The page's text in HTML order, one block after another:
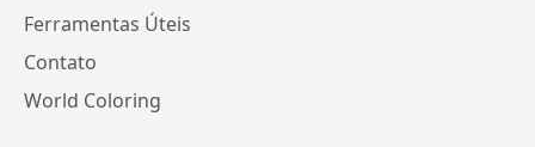
Ferramentas Úteis
Contato
World Coloring